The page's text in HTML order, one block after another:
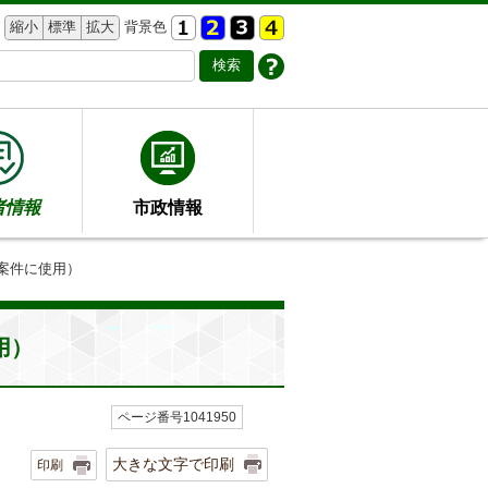
縮小 標準 拡大 背景色
情報 市政情報
に使用）
ページ番号1041950
印刷 大きな文字で印刷